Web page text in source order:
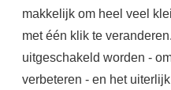
makkelijk om heel veel
met één klik te
uitgeschakeld worden -
verbeteren - en het